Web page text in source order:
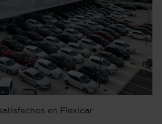
en Flexicar